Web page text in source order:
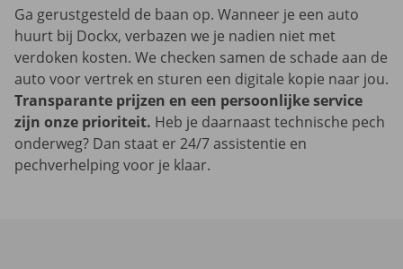
Ga gerustgesteld de baan op. Wanneer je een auto
huurt bij Dockx, verbazen we je nadien niet met
verdoken kosten. We checken samen de schade aan de
auto voor vertrek en sturen een digitale kopie naar jou.
Transparante prijzen en een persoonlijke service
zijn onze prioriteit. Heb je daarnaast technische pech
onderweg? Dan staat er 24/7 assistentie en
pechverhelping voor je klaar.